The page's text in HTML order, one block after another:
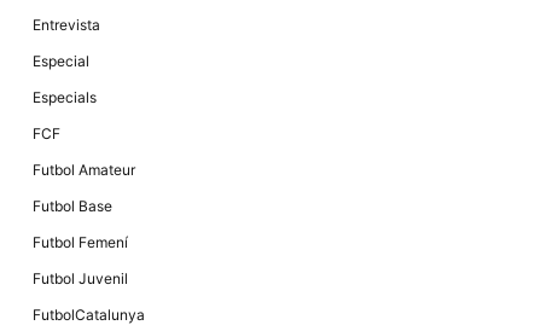
Entrevista
Especial
Especials
FCF
Futbol Amateur
Futbol Base
Futbol Femení
Futbol Juvenil
FutbolCatalunya